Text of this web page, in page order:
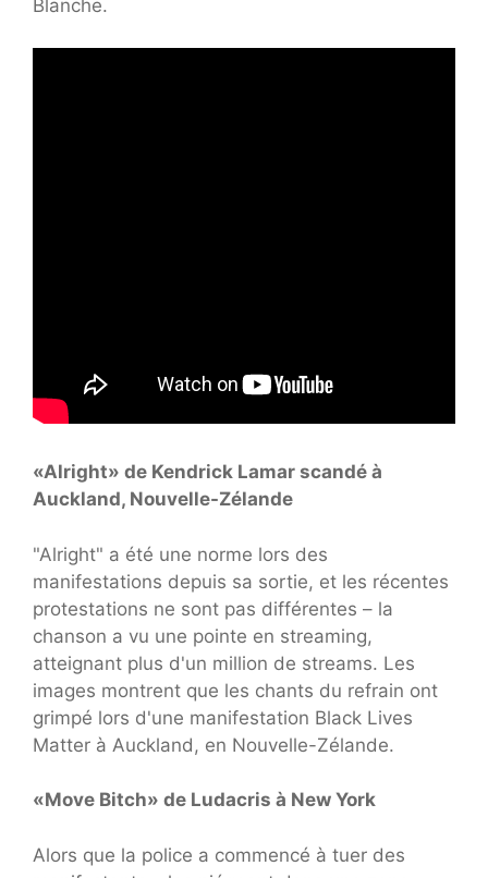
Blanche.
«Alright» de Kendrick Lamar scandé à
Auckland, Nouvelle-Zélande
"Alright" a été une norme lors des
manifestations depuis sa sortie, et les récentes
protestations ne sont pas différentes – la
chanson a vu une pointe en streaming,
atteignant plus d'un million de streams. Les
images montrent que les chants du refrain ont
grimpé lors d'une manifestation Black Lives
Matter à Auckland, en Nouvelle-Zélande.
«Move Bitch» de Ludacris à New York
Alors que la police a commencé à tuer des